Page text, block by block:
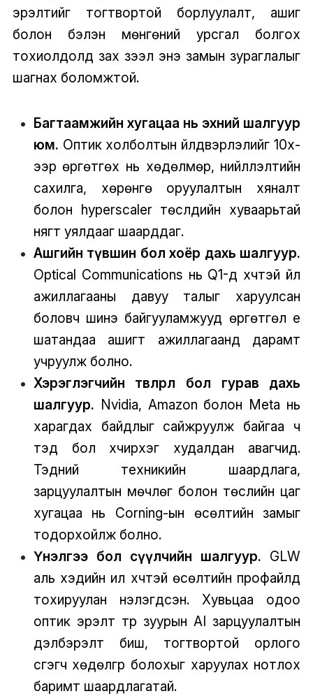
эрэлтийг тогтвортой борлуулалт, ашиг
болон бэлэн мөнгөний урсгал болгох
тохиолдолд зах зээл энэ замын зураглалыг
шагнах боломжтой.
Багтаамжийн хугацаа нь эхний шалгуур
юм. Оптик холболтын үйлдвэрлэлийг 10x-
ээр өргөтгөх нь хөдөлмөр, нийлүүлэлтийн
сахилга, хөрөнгө оруулалтын хяналт
болон hyperscaler төслүүдийн хуваарьтай
нягт уялдааг шаарддаг.
Ашгийн түвшин бол хоёр дахь шалгуур.
Optical Communications нь Q1-д хүчтэй үйл
ажиллагааны давуу талыг харуулсан
боловч шинэ байгууламжууд өргөтгөл үе
шатандаа ашигт ажиллагаанд дарамт
учруулж болно.
Хэрэглэгчийн төвлөрөл бол гурав дахь
шалгуур. Nvidia, Amazon болон Meta нь
харагдах байдлыг сайжруулж байгаа ч
тэд бол хүчирхэг худалдан авагчид.
Тэдний техникийн шаардлага,
зарцуулалтын мөчлөг болон төслийн цаг
хугацаа нь Corning-ын өсөлтийн замыг
тодорхойлж болно.
Үнэлгээ бол сүүлчийн шалгуур. GLW
аль хэдийн илүү хүчтэй өсөлтийн профайлд
тохируулан үнэлэгдсэн. Хувьцаа одоо
оптик эрэлт түр зуурын AI зарцуулалтын
дэлбэрэлт биш, тогтвортой орлого
үүсгэгч хөдөлгүүр болохыг харуулах нотлох
баримт шаардлагатай.